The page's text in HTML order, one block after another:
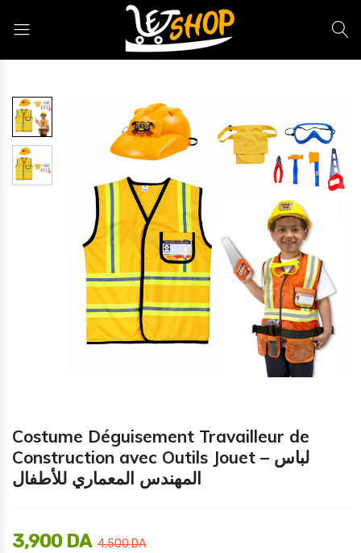
Costume Déguisement Travailleur de
Construction avec Outils Jouet – لباس
المهندس المعماري للأطفال
4,500DA
3,900 DA